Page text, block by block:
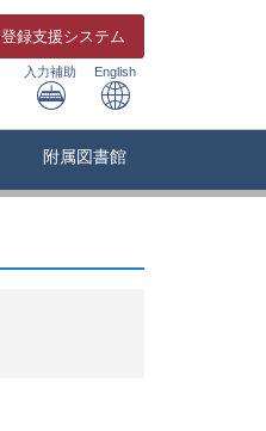
登録支援システム
入力補助 English
附属図書館